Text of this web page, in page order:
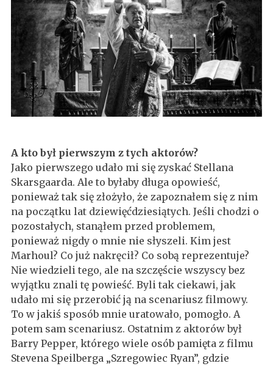
A kto był pierwszym z tych aktorów?
Jako pierwszego udało mi się zyskać Stellana
Skarsgaarda. Ale to byłaby długa opowieść,
ponieważ tak się złożyło, że zapoznałem się z nim
na początku lat dziewięćdziesiątych. Jeśli chodzi o
pozostałych, stanąłem przed problemem,
ponieważ nigdy o mnie nie słyszeli. Kim jest
Marhoul? Co już nakręcił? Co sobą reprezentuje?
Nie wiedzieli tego, ale na szczęście wszyscy bez
wyjątku znali tę powieść. Byli tak ciekawi, jak
udało mi się przerobić ją na scenariusz filmowy.
To w jakiś sposób mnie uratowało, pomogło. A
potem sam scenariusz. Ostatnim z aktorów był
Barry Pepper, którego wiele osób pamięta z filmu
Stevena Speilberga „Szregowiec Ryan”, gdzie